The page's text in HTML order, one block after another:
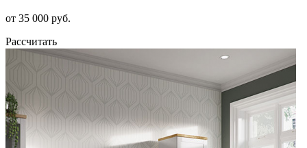
от 35 000 руб.
Рассчитать